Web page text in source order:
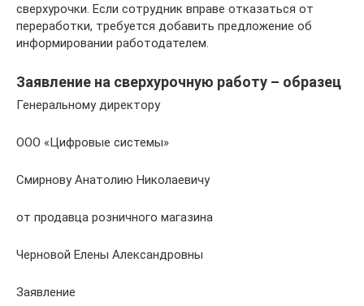
сверхурочки. Если сотрудник вправе отказаться от
переработки, требуется добавить предложение об
информировании работодателем.
Заявление на сверхурочную работу – образец
Генеральному директору
ООО «Цифровые системы»
Смирнову Анатолию Николаевичу
от продавца розничного магазина
Черновой Елены Александровны
Заявление